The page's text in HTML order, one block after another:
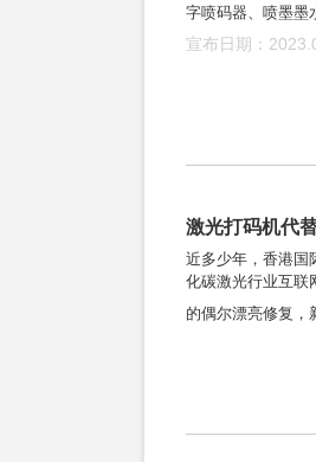
字喷码器、喷墨墨
宣布日期：
激光打码机代
近多少年，香港国
化碳激光行业互联
的偶尔漂亮修复，